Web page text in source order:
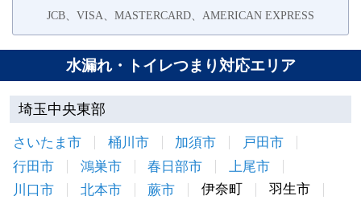
JCB、VISA、MASTERCARD、AMERICAN EXPRESS
水漏れ・トイレつまり対応エリア
埼玉中央東部
さいたま市 桶川市 加須市
戸田市
行田市
鴻巣市 春日部市
上尾市
川口市
北本市 蕨市 伊奈町
羽生市